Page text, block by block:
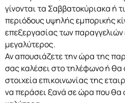
γίνονται τα Σαββατοκύριακα ή
περιόδους υψηλής εμπορικής
επεξεργασίας των παραγγελιών
μεγαλύτερος.
Αν απουσιάζετε την ώρα της
σας καλέσει στο τηλέφωνο ή
στοιχεία επικοινωνίας της
να περάσει ξανά σε ώρα που θα